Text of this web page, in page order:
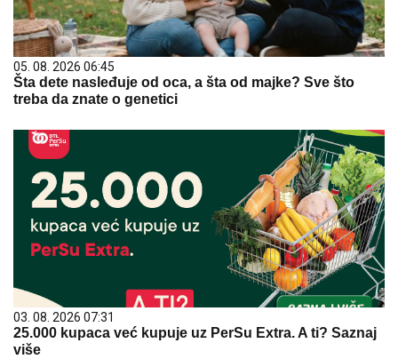
05. 08. 2026 06:45
Šta dete nasleđuje od oca, a šta od majke? Sve što
treba da znate o genetici
03. 08. 2026 07:31
25.000 kupaca već kupuje uz PerSu Extra. A ti? Saznaj
više